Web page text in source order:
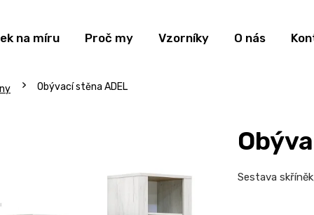
na míru Proč my Vzorníky O nás
Obývací stěna ADEL
Sestava